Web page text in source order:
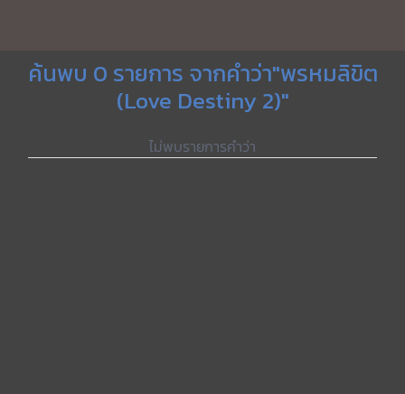
ค้นพบ 0 รายการ จากคำว่า"พรหมลิขิต
(Love Destiny 2)"
ไม่พบรายการคำว่า